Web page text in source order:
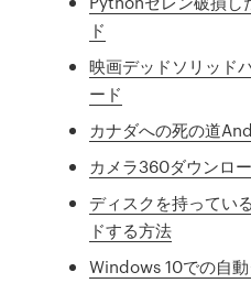
ド
映画デッドソリッド
ード
カナダへの死の道
カメラ360ダウンロ
ディスクを持ってい
ドする方法
Windows 10での自